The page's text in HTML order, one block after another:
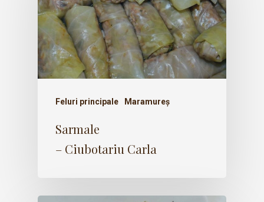
Feluri principale Maramureș
Sarmale
– Ciubotariu Carla